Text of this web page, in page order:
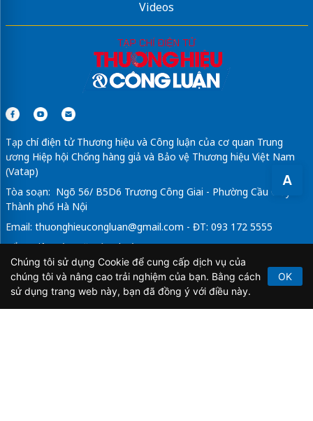
A
Videos
Tạp chí điện tử Thương hiệu và Công luận của cơ quan Trung
ương Hiệp hội Chống hàng giả và Bảo vệ Thương hiệu Việt Nam
(Vatap)
Tòa soạn: Ngõ 56/ B5D6 Trương Công Giai - Phường Cầu Giấy -
Thành phố Hà Nội
Email: thuonghieucongluan@gmail.com - ĐT: 093 172 5555
Tổng Biên Tập: Vũ Đức Thuận
Giấy phép hoạt động báo chí điện tử số 64/GP-BTTTT do Bộ
Thông tin và Truyền thông cấp ngày 21/2/2020.
Chúng tôi sử dụng Cookie để cung cấp dịch vụ của
chúng tôi và nâng cao trải nghiệm của bạn. Bằng cách
sử dụng trang web này, bạn đã đồng ý với điều này.
OK